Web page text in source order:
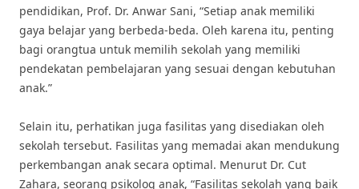
pendidikan, Prof. Dr. Anwar Sani, “Setiap anak memiliki
gaya belajar yang berbeda-beda. Oleh karena itu, penting
bagi orangtua untuk memilih sekolah yang memiliki
pendekatan pembelajaran yang sesuai dengan kebutuhan
anak.”
Selain itu, perhatikan juga fasilitas yang disediakan oleh
sekolah tersebut. Fasilitas yang memadai akan mendukung
perkembangan anak secara optimal. Menurut Dr. Cut
Zahara, seorang psikolog anak, “Fasilitas sekolah yang baik